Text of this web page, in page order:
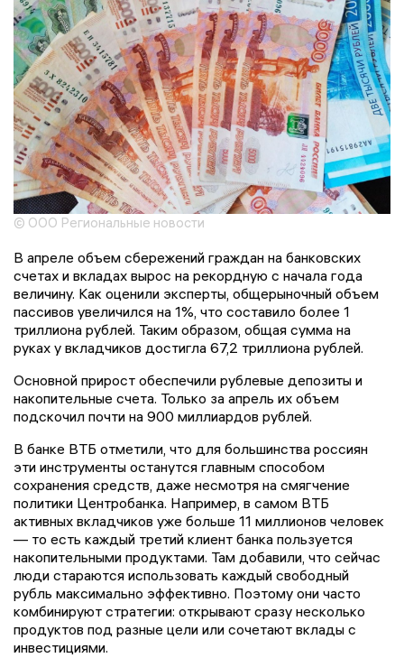
© ООО Региональные новости
В апреле объем сбережений граждан на банковских
счетах и вкладах вырос на рекордную с начала года
величину. Как оценили эксперты, общерыночный объем
пассивов увеличился на 1%, что составило более 1
триллиона рублей. Таким образом, общая сумма на
руках у вкладчиков достигла 67,2 триллиона рублей.
Основной прирост обеспечили рублевые депозиты и
накопительные счета. Только за апрель их объем
подскочил почти на 900 миллиардов рублей.
В банке ВТБ отметили, что для большинства россиян
эти инструменты останутся главным способом
сохранения средств, даже несмотря на смягчение
политики Центробанка. Например, в самом ВТБ
активных вкладчиков уже больше 11 миллионов человек
— то есть каждый третий клиент банка пользуется
накопительными продуктами. Там добавили, что сейчас
люди стараются использовать каждый свободный
рубль максимально эффективно. Поэтому они часто
комбинируют стратегии: открывают сразу несколько
продуктов под разные цели или сочетают вклады с
инвестициями.